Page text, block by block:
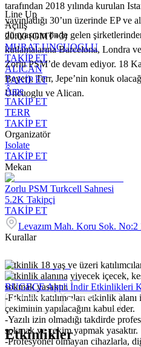
tarafından 2018 yılında kurulan
yayınladığı 30’un üzerinde EP
dünyasının önde gelen
kutlamalarına Barcelona, Londra
Zorlu PSM’de devam ediyor. 18
Beyer), Terr, Jepe’nin konuk
Uncuoglu ve Alican.
Line Up
Açılış
20:00 (GMT+3)
MURAT UNCUOGLU
TAKİP ET
ALICAN
TAKİP ET
Âme
TAKİP ET
TERR
TAKİP ET
Organizatör
Isolate
TAKİP ET
Mekan
Zorlu PSM Turkcell Sahnesi
5.2K Takipçi
TAKİP ET
Levazım Mah. Koru Sok.
Kurallar
-Etkinlik 18 yaş ve üzeri
-Etkinlik alanına yiyecek içecek,
sokmak yasaktır.
-Etkinlik katılımcıları etkinlik
çekiminin yapılacağını kabul eder.
-Yazılı izin olmadığı takdirde
sokmak ve çekim yapmak yasaktır.
-Profesyonel olmayan cihazlarla,
BUGECE App'i İndir Etkinlikleri
Etkinlikler